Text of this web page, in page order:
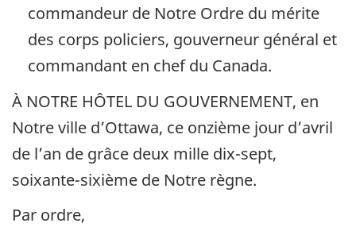
commandeur de Notre Ordre du mérite
des corps policiers, gouverneur général et
commandant en chef du Canada.
À NOTRE HÔTEL DU GOUVERNEMENT, en
Notre ville d’Ottawa, ce onzième jour d’avril
de l’an de grâce deux mille dix-sept,
soixante-sixième de Notre règne.
Par ordre,